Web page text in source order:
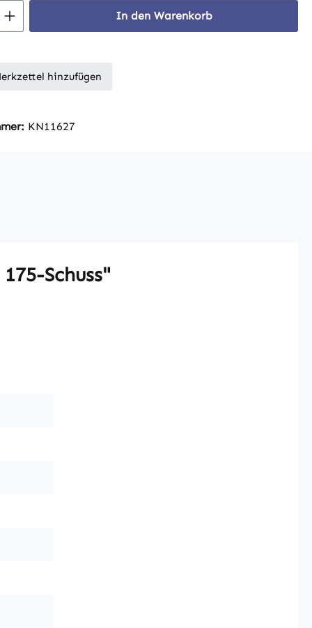
Gib den gewünschten Wert
In den Warenkorb
hinzufügen
KN11627
Schuss"